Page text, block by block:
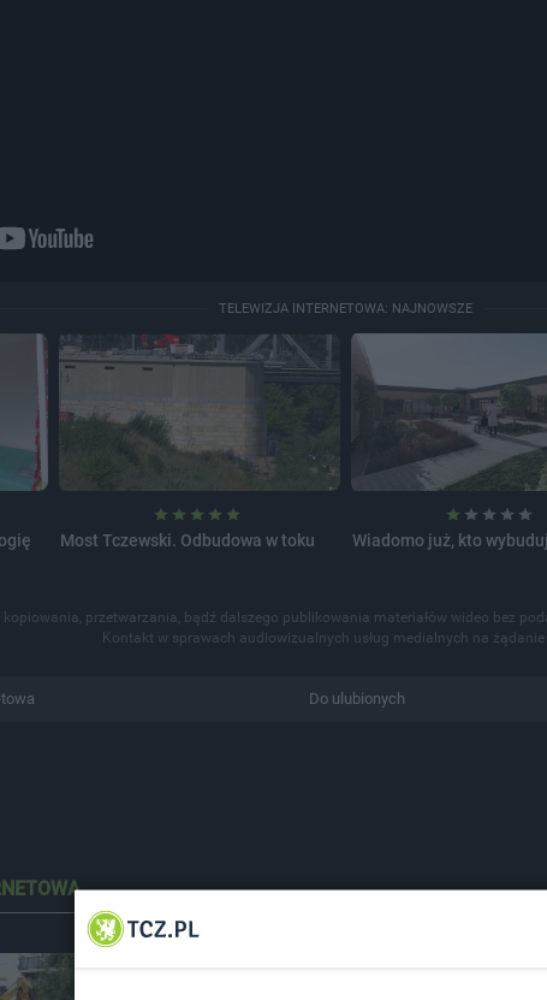
TELEWIZJA INTERNETOWA: NAJNOWSZE
Most Tczewski. Odbudowa w toku Wiadomo już, kto
przetwarzania, bądź dalszego publikowania materiałów wideo bez
Kontakt w sprawach audiowizualnych usług medialnych na
Do ulubionych